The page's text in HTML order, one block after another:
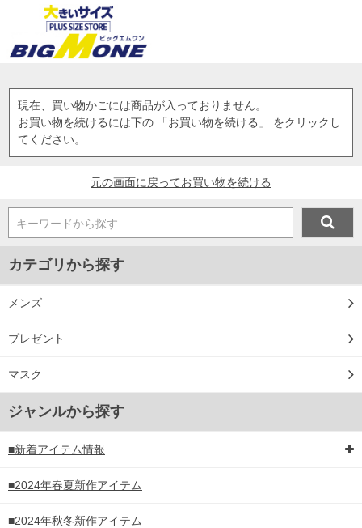
現在、買い物かごには商品が入っておりません。
お買い物を続けるには下の 「お買い物を続ける」 をクリックし
てください。
元の画面に戻ってお買い物を続ける
キーワードから探す
カテゴリから探す
メンズ
プレゼント
マスク
ジャンルから探す
■新着アイテム情報
■2024年春夏新作アイテム
■2024年秋冬新作アイテム